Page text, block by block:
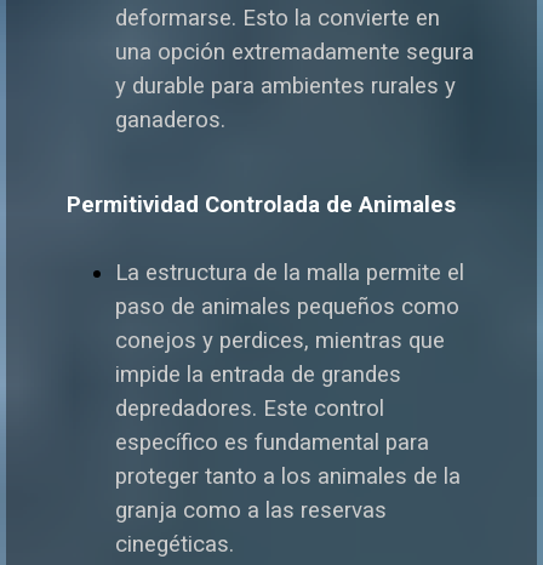
deformarse. Esto la convierte en
una opción extremadamente segura
y durable para ambientes rurales y
ganaderos.
Permitividad Controlada de Animales
La estructura de la malla permite el
paso de animales pequeños como
conejos y perdices, mientras que
impide la entrada de grandes
depredadores. Este control
específico es fundamental para
proteger tanto a los animales de la
granja como a las reservas
cinegéticas.